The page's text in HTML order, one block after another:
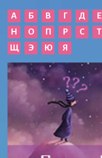
А Б В Г Д Е
Н
О П Р С Т
Щ
Э Ю Я